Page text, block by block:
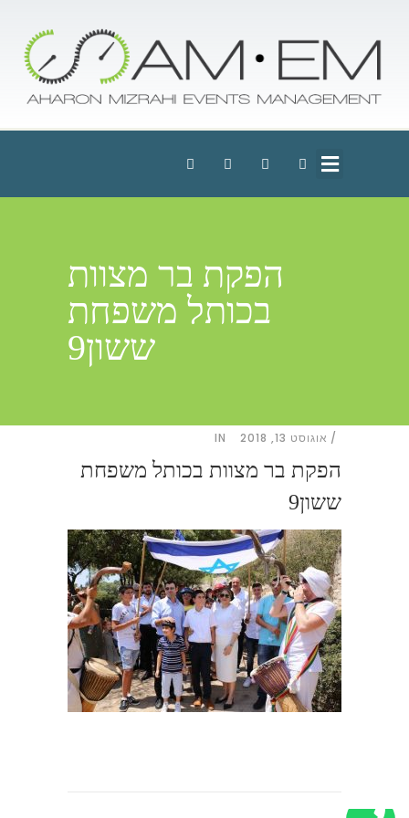
הפקת בר מצוות
בכותל משפחת
ששון9
אוגוסט 13, 2018 IN
הפקת בר מצוות בכותל משפחת
ששון9